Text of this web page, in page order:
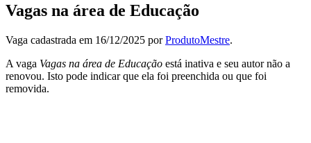
Vagas na área de Educação
Vaga cadastrada em 16/12/2025 porProdutoMestre.
A vaga Vagas na área de Educação está inativa e seu autor não a
renovou. Isto pode indicar que ela foi preenchida ou que foi
removida.